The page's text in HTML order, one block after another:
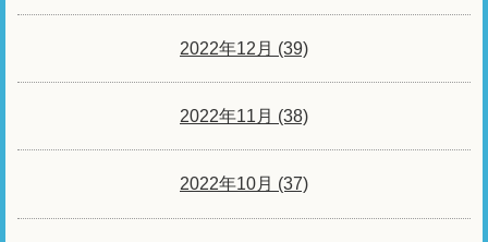
2022年12月 (39)
2022年11月 (38)
2022年10月 (37)